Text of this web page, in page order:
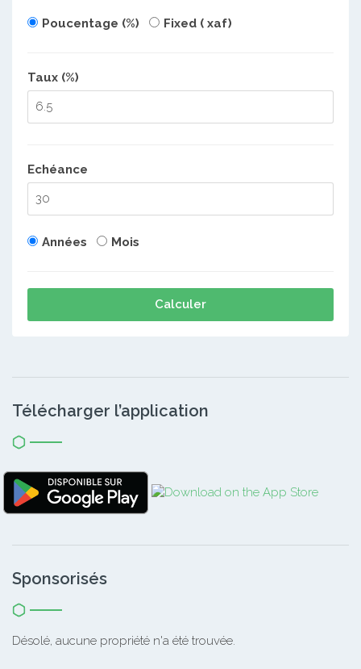
Poucentage (%) Fixed ( xaf)
Taux (%)
Echéance
Années Mois
Calculer
Télécharger l’application
Sponsorisés
Désolé, aucune propriété n'a été trouvée.